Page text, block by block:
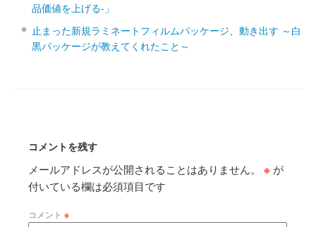
品価値を上げる‐」
止まった新規ラミネートフィルムパッケージ、動き出す ～白
黒パッケージが教えてくれたこと～
コメントを残す
メールアドレスが公開されることはありません。 ※ が
付いている欄は必須項目です
コメント ※